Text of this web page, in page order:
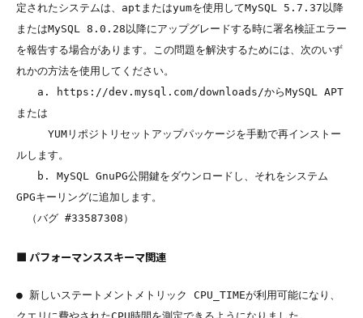
定されたシステムは、aptまたはyumを使用してMySQL 5.7.37以降
またはMySQL 8.0.28以降にアップグレードする時に署名検証エラー
を報告する場合があります。この問題を解決するためには、次のいず
れかの方法を使用してください。
a. https://dev.mysql.com/downloads/からMySQL APT
または
YUMリポジトリセットアップパッケージを手動で再インストー
ルします。
b. MySQL GnuPG公開鍵をダウンロードし、それをシステム
GPGキーリングに追加します。
■ パフォーマンススキーマ関連
● 新しいステートメントメトリック CPU_TIMEが利用可能になり、
クエリに費やされたCPU時間を測定できるようになりました。